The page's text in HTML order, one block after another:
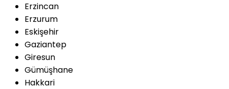
Erzincan
Erzurum
Eskişehir
Gaziantep
Giresun
Gümüşhane
Hakkari